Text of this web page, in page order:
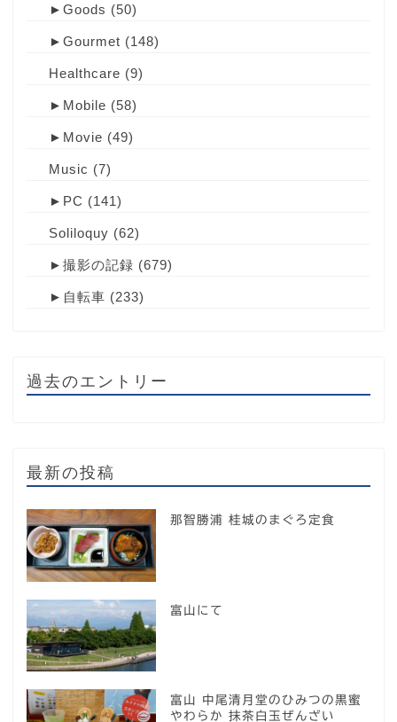
► Goods (50)
► Gourmet (148)
Healthcare (9)
► Mobile (58)
► Movie (49)
Music (7)
► PC (141)
Soliloquy (62)
► 撮影の記録 (679)
► 自転車 (233)
過去のエントリー
最新の投稿
那智勝浦 桂城のまぐろ定食
富山にて
富山 中尾清月堂のひみつの黒蜜
やわらか 抹茶白玉ぜんざい